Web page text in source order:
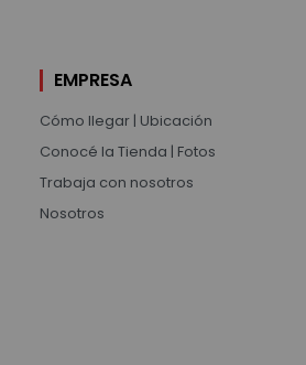
EMPRESA
Cómo llegar | Ubicación
Conocé la Tienda | Fotos
Trabaja con nosotros
Nosotros